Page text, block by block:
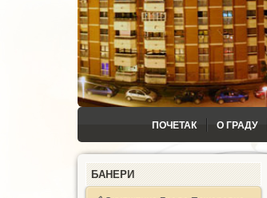
ПОЧЕТАК О ГРАДУ
БАНЕРИ